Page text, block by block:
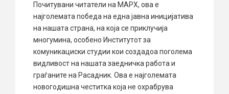
Почитувани читатели на МАРХ, ова е
најголемата победа на една јавна иницијатива
на нашата страна, на која се приклучија
многумина, особено Институтот за
комуникациски студии кои создадоа поголема
видливост на нашата заедничка работа и
граѓаните на Расадник. Ова е најголемата
новогодишна честитка која не охрабрува